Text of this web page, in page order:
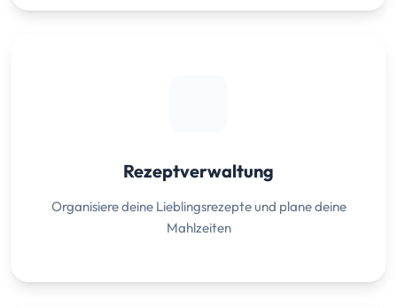
Rezeptverwaltung
Organisiere deine Lieblingsrezepte und plane deine
Mahlzeiten